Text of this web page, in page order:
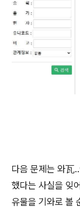
다음 문제는 와瓦
했다는 사실을 잊
유물을 기와로 볼